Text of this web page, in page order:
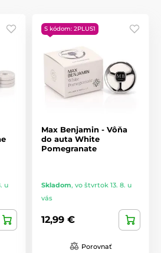
nálady ponúkame vianočné deky,
doplnky s veselými motívmi, ktoré
počas sviatočných dní.
darčekov pre ženy a vyberte ten
na tvári vašej milovanej. S našimi
u
S kódom: 2PLUS1
Max Benjamin - Vôňa
do auta White
Pomegranate
Skladom, vo štvrtok 13. 8. u
vás
12,99 €
Porovnať